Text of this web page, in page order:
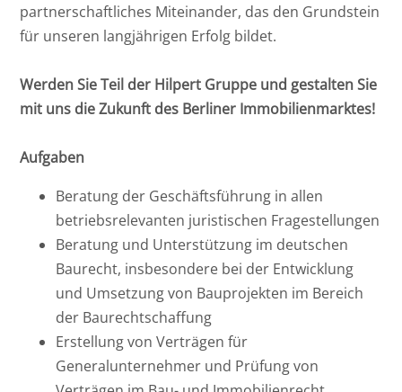
partnerschaftliches Miteinander, das den Grundstein
für unseren langjährigen Erfolg bildet.
Werden Sie Teil der Hilpert Gruppe und gestalten Sie
mit uns die Zukunft des Berliner Immobilienmarktes!
Aufgaben
Beratung der Geschäftsführung in allen
betriebsrelevanten juristischen Fragestellungen
Beratung und Unterstützung im deutschen
Baurecht, insbesondere bei der Entwicklung
und Umsetzung von Bauprojekten im Bereich
der Baurechtschaffung
Erstellung von Verträgen für
Generalunternehmer und Prüfung von